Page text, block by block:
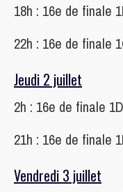
18h : 16e de finale
22h : 16e de finale
Jeudi 2 juillet
2h : 16e de finale
21h : 16e de finale
Vendredi 3 juillet